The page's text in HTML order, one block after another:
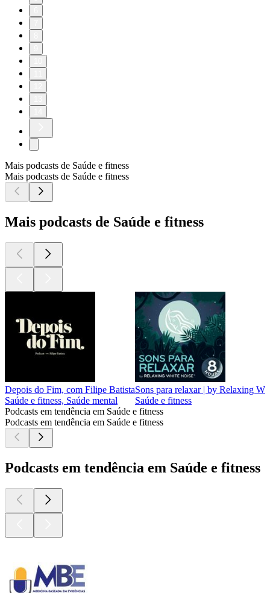
Mais podcasts de Saúde e fitness
Mais podcasts de Saúde e fitness
Mais podcasts de Saúde e fitness
Depois do Fim, com Filipe Batista
Saúde e fitness, Saúde mental
Sons para relaxar | by Relaxing
Saúde e fitness
Podcasts em tendência em Saúde e fitness
Podcasts em tendência em Saúde e fitness
Podcasts em tendência em Saúde e fitness